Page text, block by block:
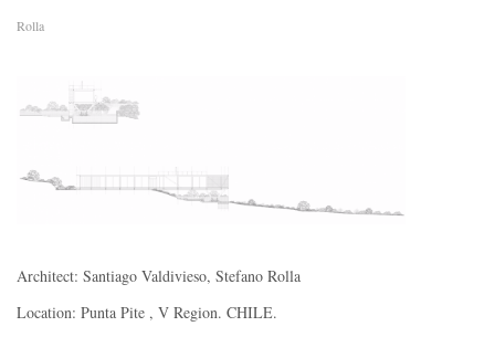
Rolla
Architect: Santiago Valdivieso, Stefano Rolla
Location: Punta Pite , V Region. CHILE.